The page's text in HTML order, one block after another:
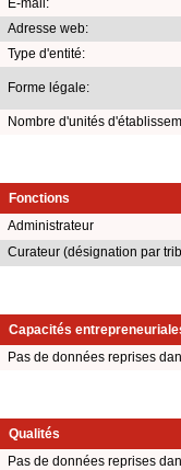
E-mail:
Adresse web:
Type d'entité:
Forme légale:
Nombre d'unités
Fonctions
Administrateur
Curateur (désignation par
Capacités
Pas de données reprises
Qualités
Pas de données reprises